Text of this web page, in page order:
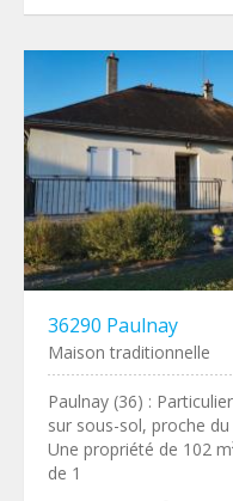
36290 Paulnay
Maison traditionnelle
Paulnay (36) :
sur sous-sol, proche
Une propriété de 102
de 1